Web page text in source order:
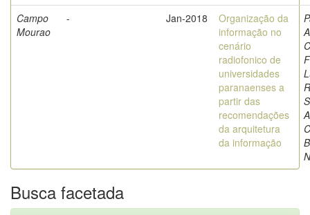
Campo
Mourao
- Jan-2018
Organização da
informação no
cenário
radiofonico de
universidades
paranaenses a
partir das
recomendações
da arquitetura
da informação
Busca facetada